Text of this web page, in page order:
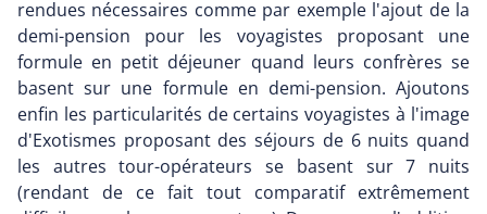
rendues nécessaires comme par exemple l'ajout de la
demi-pension pour les voyagistes proposant une
formule en petit déjeuner quand leurs confrères se
basent sur une formule en demi-pension. Ajoutons
enfin les particularités de certains voyagistes à l'image
d'Exotismes proposant des séjours de 6 nuits quand
les autres tour-opérateurs se basent sur 7 nuits
(rendant de ce fait tout comparatif extrêmement